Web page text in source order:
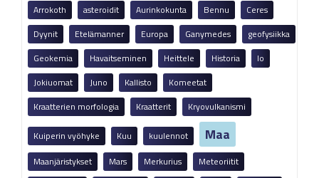
Arrokoth
asteroidit Aurinkokunta Bennu
Ceres
Dyynit
Etelämanner Europa Ganymedes
geofysiikka
Geokemia
Havaitseminen Heittele Historia
Io
Jokiuomat
Juno Kallisto
Komeetat
Kraatterien morfologia
Kraatterit Kryovulkanismi
Kuiperin vyöhyke Kuu kuulennot Maa
Maanjäristykset Mars Merkurius
Meteoriitit